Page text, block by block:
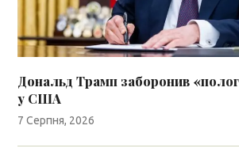
Дональд Трамп заборонив
у США
7 Серпня, 2026